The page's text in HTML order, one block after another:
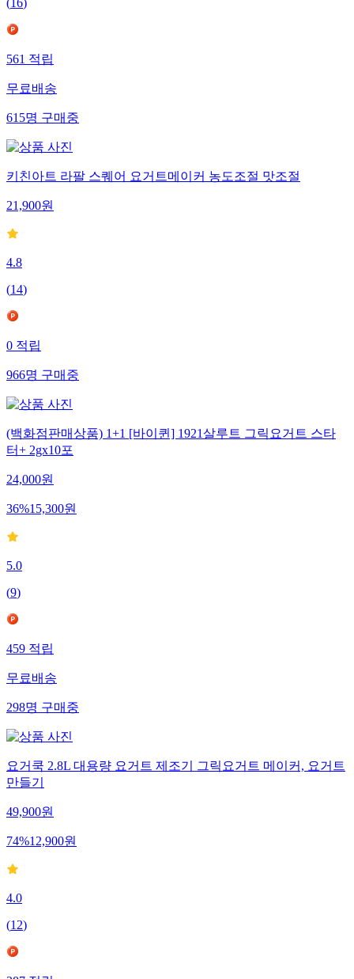
(16)
561적립
무료배송
615명구매중
키친아트 라팔 스퀘어 요거트메이커 농도조절 맛조절
21,900원
4.8
(14)
0적립
966명구매중
(백화점판매상품) 1+1 [바이퀸] 1921살루트 그릭요거트 스타
터+ 2gx10포
24,000원
36%15,300원
5.0
(9)
459적립
무료배송
298명구매중
요거쿡 2.8L 대용량 요거트 제조기 그릭요거트 메이커, 요거트
만들기
49,900원
74%12,900원
4.0
(12)